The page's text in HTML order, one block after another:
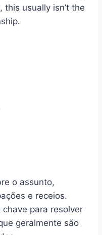
this usually isn’t the
o assunto,
e receios.
para resolver
geralmente são